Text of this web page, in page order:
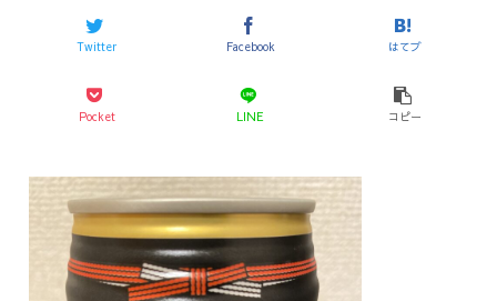
Twitter Facebook はてブ
Pocket LINE コピー